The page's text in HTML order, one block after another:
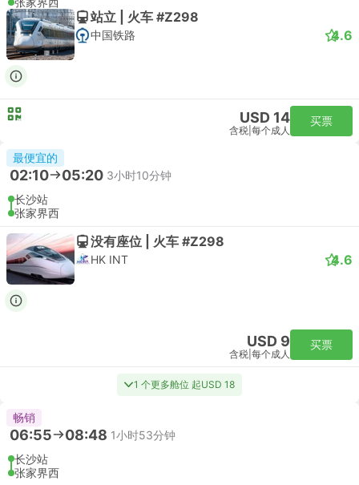
站立 | 火车 #Z298
中国铁路 4.6
USD 14
含税 每个成人
买票
最便宜的
02:10 05:20 3小时10分钟
长沙站
张家界西
没有座位 | 火车 #Z298
HK INT 4.6
USD 9
含税 每个成人
买票
1 个更多舱位 起USD 18
畅销
06:55 08:48 1小时53分钟
长沙站
张家界西